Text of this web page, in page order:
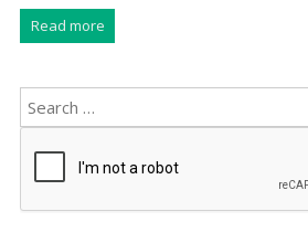
Read more